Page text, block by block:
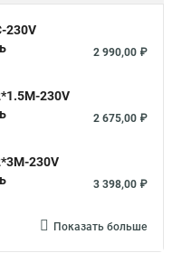
230V
2 990,00 ₽
230V
2 675,00 ₽
230V
3 398,00 ₽
Показать больше